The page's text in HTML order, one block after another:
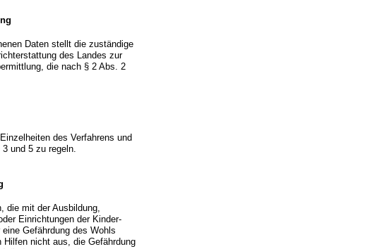
Daten stellt die zuständige
des Landes zur
die nach § 2 Abs. 2
des Verfahrens und
und 5 zu regeln.
die mit der Ausbildung,
Einrichtungen der Kinder-
Gefährdung des Wohls
nicht aus, die Gefährdung